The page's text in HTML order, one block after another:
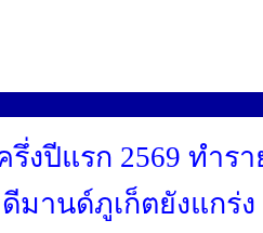
รึ่งปีแรก 2569 ทำร
ดีมานด์ภูเก็ตยังแกร่